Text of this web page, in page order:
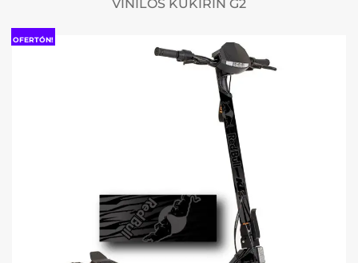
VINILOS KUKIRIN G2
OFERTÓN!